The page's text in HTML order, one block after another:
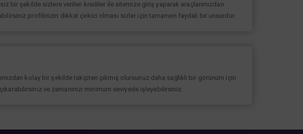
bir şekilde sizlere verilen krediler ile sitemize giriş yaparak araçlarımızdan
profilinizin dikkat çekici olması sizler için tamamen faydalı bir unsurdur.
kolay bir şekilde takipten çıkmış olursunuz daha sağlıklı bir görünüm için
ve zamanınızı minimum seviyede işleyebilirsiniz.